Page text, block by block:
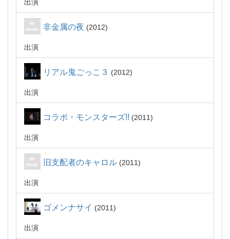
出演
非金属の夜 2012
出演
リアル鬼ごっこ３ 2012
出演
コラボ・モンスターズ!! 2011
出演
旧支配者のキャロル 2011
出演
ゴメンナサイ 2011
出演